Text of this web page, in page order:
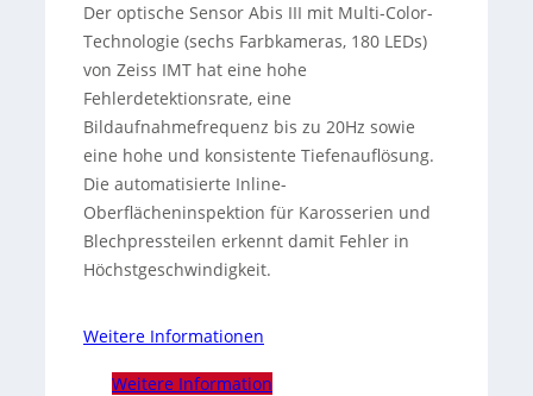
Der optische Sensor Abis III mit Multi-Color-
Technologie (sechs Farbkameras, 180 LEDs)
von Zeiss IMT hat eine hohe
Fehlerdetektionsrate, eine
Bildaufnahmefrequenz bis zu 20Hz sowie
eine hohe und konsistente Tiefenauflösung.
Die automatisierte Inline-
Oberflächeninspektion für Karosserien und
Blechpressteilen erkennt damit Fehler in
Höchstgeschwindigkeit.
Weitere Informationen
Weitere Information